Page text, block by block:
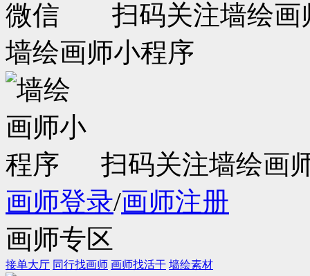
扫码关注墙绘画
墙绘画师小程序
扫码关注墙绘画
画师登录/画师注册
画师专区
接单大厅 同行找画师 画师找活干 墙绘素材